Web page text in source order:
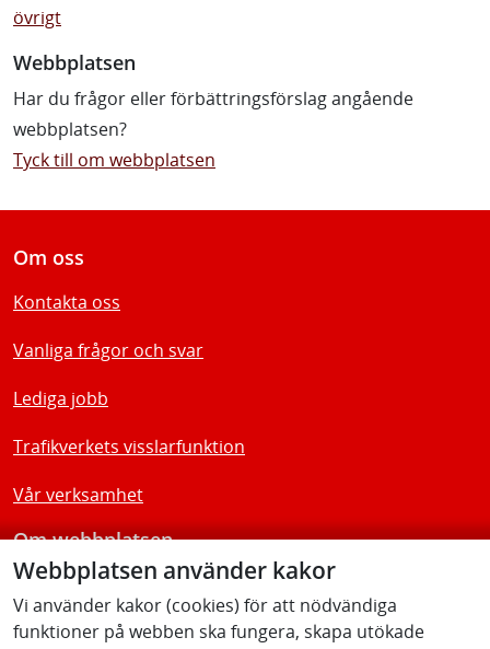
Webbplatsen använder kakor
Vi använder kakor (cookies) för att nödvändiga
funktioner på webben ska fungera, skapa utökade
övrigt
Webbplatsen
Har du frågor eller förbättringsförslag angående
webbplatsen?
Tyck till om webbplatsen
Om oss
Kontakta oss
Vanliga frågor och svar
Lediga jobb
Trafikverkets visslarfunktion
Vår verksamhet
Om webbplatsen
Tillgänglighetsredogörelse